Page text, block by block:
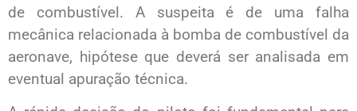
de combustível. A suspeita é de uma falha
mecânica relacionada à bomba de combustível da
aeronave, hipótese que deverá ser analisada em
eventual apuração técnica.